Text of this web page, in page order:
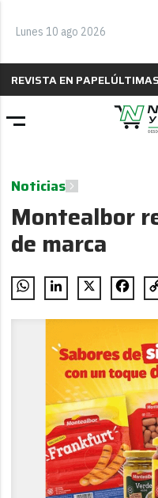
Lunes 10 ago 2026
REVISTA EN PAPEL
Noticias
Montealbor
de marca
WhatsAppLinkedIn
X